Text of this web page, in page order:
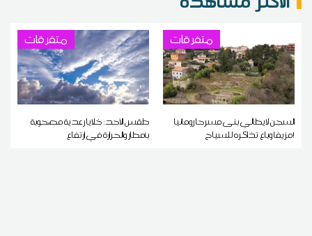
متفرقات
السجن لإيطالي بنى مسرحا رومانيا
مزيفا وباع تذاكره للسياح!
متفرقات
طقس الأحد: خلايا رعدية مصحوبة
بأمطار والحرارة في ارتفاع